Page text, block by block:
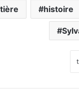
histoire